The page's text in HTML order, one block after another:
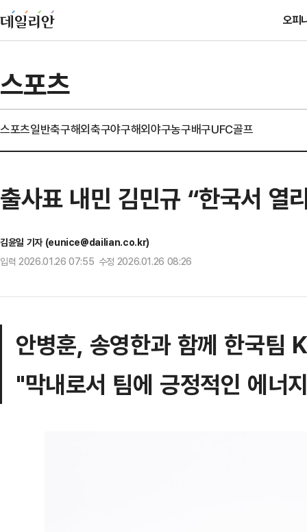
오피
스포츠
스포츠일반축구해외축구야구해외야구농구배구UFC골프
출사표 내민 김민규 “한국서 열
김윤일 기자 (eunice@dailian.co.kr)
입력 2026.01.26 07:55 수정 2026.01.26 08:26
안병훈, 송영한과 함께 한국팀
"막내로서 팀에 긍정적인 에너